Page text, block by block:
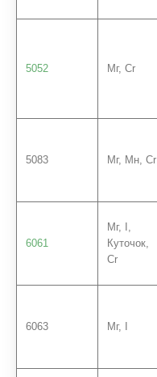
5052 Мг, Cr
5083 Мг, Мн, Cr
6061
Мг, І,
Куточок,
Cr
6063 Мг, І